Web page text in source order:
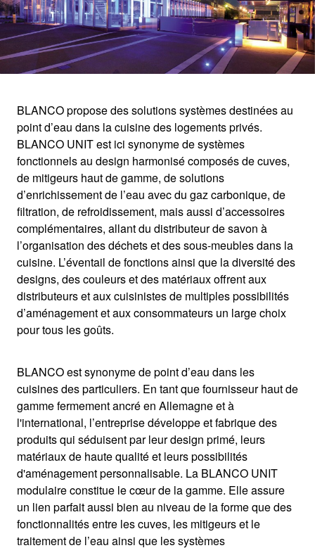
BIENVENUE CHEZ
BLANCO
Le profil de BLANCO
1 /0
BLANCO propose des solutions systèmes destinées au
point d’eau dans la cuisine des logements privés.
BLANCO UNIT est ici synonyme de systèmes
fonctionnels au design harmonisé composés de cuves,
de mitigeurs haut de gamme, de solutions
d’enrichissement de l’eau avec du gaz carbonique, de
filtration, de refroidissement, mais aussi d’accessoires
complémentaires, allant du distributeur de savon à
l’organisation des déchets et des sous-meubles dans la
cuisine. L’éventail de fonctions ainsi que la diversité des
designs, des couleurs et des matériaux offrent aux
distributeurs et aux cuisinistes de multiples possibilités
d’aménagement et aux consommateurs un large choix
pour tous les goûts.
BLANCO est synonyme de point d’eau dans les
cuisines des particuliers. En tant que fournisseur haut de
gamme fermement ancré en Allemagne et à
l'international, l’entreprise développe et fabrique des
produits qui séduisent par leur design primé, leurs
matériaux de haute qualité et leurs possibilités
d'aménagement personnalisable. La BLANCO UNIT
modulaire constitue le cœur de la gamme. Elle assure
un lien parfait aussi bien au niveau de la forme que des
fonctionnalités entre les cuves, les mitigeurs et le
traitement de l’eau ainsi que les systèmes